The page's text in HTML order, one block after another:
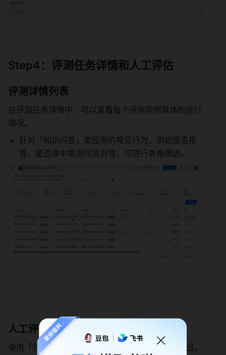
Step4：评测任务详情和人工评估
评测详情列表
在评测任务详情中，可以查看每个评测用例具体的运行
情况。
针对「知识问答」类应用的常见行为，例如是否拒
答、是否命中常用问答对等，可进行表格筛选。
人工评估
使用「评估」功能，对比实际运行的结果和期望输出，